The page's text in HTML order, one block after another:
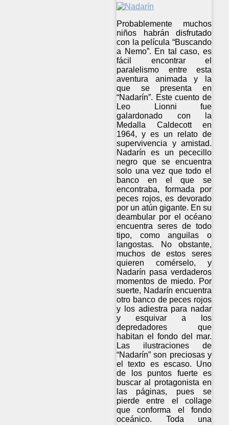
Probablemente muchos
niños habrán disfrutado
con la película “Buscando
a Nemo”. En tal caso, es
fácil encontrar el
paralelismo entre esta
aventura animada y la
que se presenta en
“Nadarín”. Este cuento de
Leo Lionni fue
galardonado con la
Medalla Caldecott en
1964, y es un relato de
supervivencia y amistad.
Nadarín es un pececillo
negro que se encuentra
solo una vez que todo el
banco en el que se
encontraba, formada por
peces rojos, es devorado
por un atún gigante. En su
deambular por el océano
encuentra seres de todo
tipo, como anguilas o
langostas. No obstante,
muchos de estos seres
quieren comérselo, y
Nadarín pasa verdaderos
momentos de miedo. Por
suerte, Nadarín encuentra
otro banco de peces rojos
y los adiestra para nadar
y esquivar a los
depredadores que
habitan el fondo del mar.
Las ilustraciones de
“Nadarín” son preciosas y
el texto es escaso. Uno
de los puntos fuerte es
buscar al protagonista en
las páginas, pues se
pierde entre el collage
que conforma el fondo
oceánico. Toda una